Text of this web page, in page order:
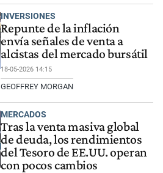
INVERSIONES
Repunte de la inflación
envía señales de venta a
alcistas del mercado bursátil
18-05-2026 14:15
GEOFFREY MORGAN
MERCADOS
Tras la venta masiva global
de deuda, los rendimientos
del Tesoro de EE.UU. operan
con pocos cambios